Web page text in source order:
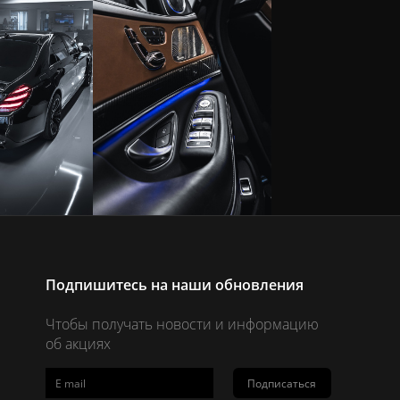
Подпишитесь на наши обновления
Чтобы получать новости и информацию
об акциях
Подписаться